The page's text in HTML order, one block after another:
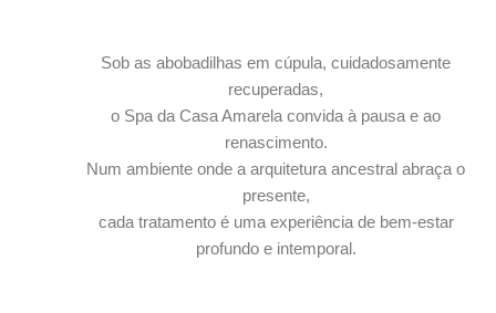
Sob as abobadilhas em cúpula, cuidadosamente
recuperadas,
o Spa da Casa Amarela convida à pausa e ao
renascimento.
Num ambiente onde a arquitetura ancestral abraça o
presente,
cada tratamento é uma experiência de bem-estar
profundo e intemporal.